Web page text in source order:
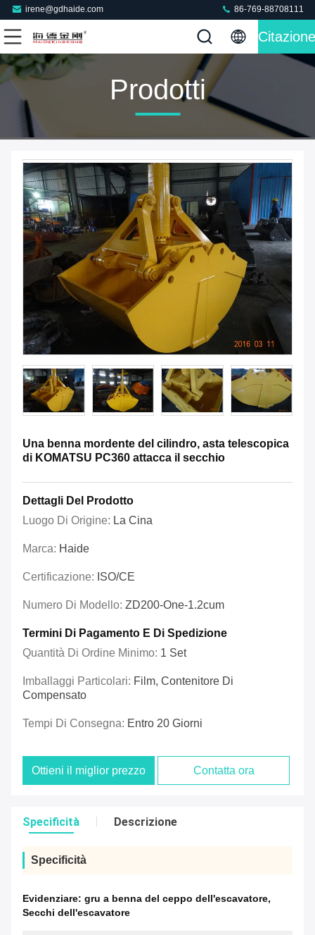
irene@gdhaide.com 86-769-88708111
Citazione
Prodotti
Una benna mordente del cilindro, asta telescopica
di KOMATSU PC360 attacca il secchio
Dettagli Del Prodotto
Luogo Di Origine: La Cina
Marca: Haide
Certificazione: ISO/CE
Numero Di Modello: ZD200-One-1.2cum
Termini Di Pagamento E Di Spedizione
Quantità Di Ordine Minimo: 1 Set
Imballaggi Particolari: Film, Contenitore Di
Compensato
Tempi Di Consegna: Entro 20 Giorni
Ottieni il miglior prezzo Contatta ora
Specificità Descrizione
Specificità
Evidenziare: gru a benna del ceppo dell'escavatore,
Secchi dell'escavatore